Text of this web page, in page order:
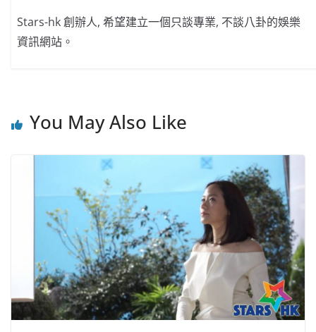
Stars-hk 創辦人, 希望建立一個只談專業, 不談八卦的娛樂
資訊網站。
You May Also Like